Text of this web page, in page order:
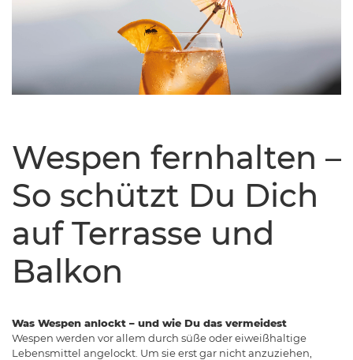
Wespen fernhalten –
So schützt Du Dich
auf Terrasse und
Balkon
Was Wespen anlockt – und wie Du das vermeidest
Wespen werden vor allem durch süße oder eiweißhaltige
Lebensmittel angelockt. Um sie erst gar nicht anzuziehen,